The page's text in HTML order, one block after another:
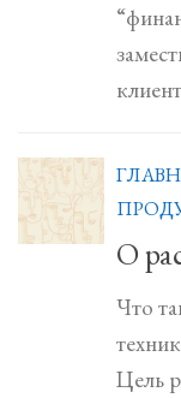
О
Что
Цель